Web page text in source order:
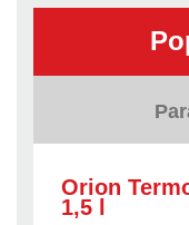
Orion
1,5 l